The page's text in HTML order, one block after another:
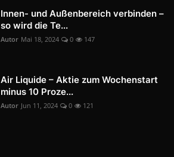
Innen- und Außenbereich verbinden –
so wird die Te...
Autor Mai 18, 2024 0 147
Air Liquide – Aktie zum Wochenstart
minus 10 Proze...
Autor Jun 11, 2024 0 121